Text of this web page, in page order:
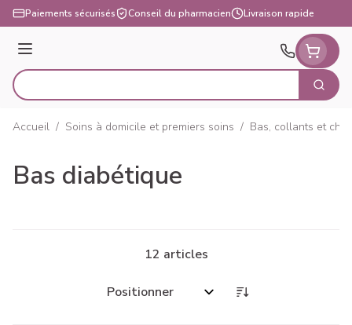
Aller au contenu
Paiements sécurisés Conseil du pharmacien Livraison rapide
Menu
Rechercher
Accueil / Soins à domicile et premiers soins / Bas, collants et
Bas diabétique
12 articles
Trier par: